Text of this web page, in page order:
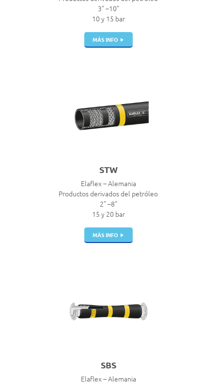
3” –10”
10 y 15 bar
MÁS INFO
STW
Elaflex – Alemania
Productos derivados del petróleo
2” –8”
15 y 20 bar
MÁS INFO
SBS
Elaflex – Alemania